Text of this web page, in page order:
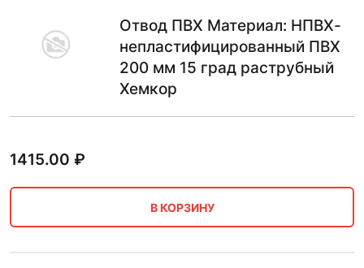
Отвод ПВХ Материал: НПВХ-
непластифицированный ПВХ
200 мм 15 град раструбный
Хемкор
1415.00 ₽
В КОРЗИНУ